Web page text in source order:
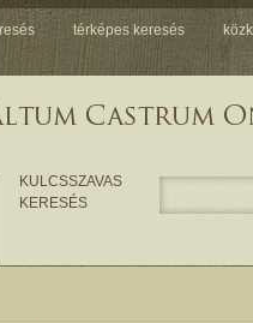
térképes keresés
KULCSSZAVAS
KERESÉS